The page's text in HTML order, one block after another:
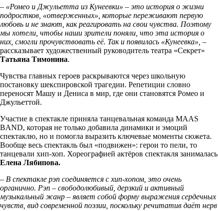
– «Ромео и Джульетта из Кунеевки» – это история о жизни
подростков, «отверженных», которые переживают первую
любовь и не знают, как реагировать на свои чувства. Поэтому
мы хотели, чтобы наши зрители поняли, что эта история о
них, смогли прочувствовать её. Так и появилась «Кунеевка», –
рассказывает художественный руководитель театра «Секрет»
Татьяна Тимонина.
Чувства главных героев раскрываются через школьную
постановку шекспировской трагедии. Репетиции словно
переносят Машу и Дениса в мир, где они становятся Ромео и
Джульеттой.
Участие в спектакле приняла танцевальная команда MAAS
BAND, которая не только добавила динамики и эмоций
спектаклю, но и помогла выразить ключевые моменты сюжета.
Вообще весь спектакль был «подвижен»: герои то пели, то
танцевали хип-хоп. Хореографией актёров спектакля занималась
Елена Лябипова.
– В спектакле рэп соединяется с хип-хопом, это очень
органично. Рэп – свободолюбивый, дерзкий и активный
музыкальный жанр – являет собой форму выражения сердечных
чувств, вид современной поэзии, поскольку речитатив даёт нерв